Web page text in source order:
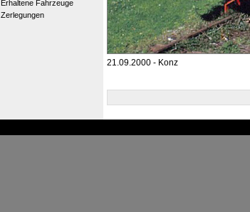
Erhaltene Fahrzeuge
Zerlegungen
21.09.2000 - Konz